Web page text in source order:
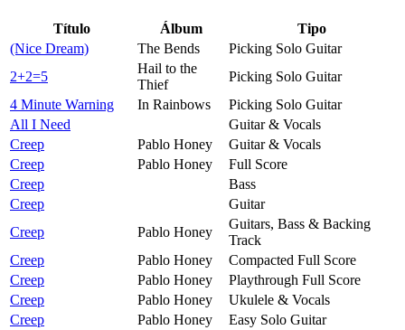
Título Álbum
Tipo
(Nice Dream)
The Bends
Picking Solo Guitar
2+2=5
Hail to the
Thief
Picking Solo Guitar
4 Minute Warning
In Rainbows
Picking Solo Guitar
All I Need
Guitar & Vocals
Creep
Pablo Honey
Guitar & Vocals
Creep
Pablo Honey
Full Score
Creep
Bass
Creep
Guitar
Creep
Pablo Honey
Guitars, Bass & Backing
Track
Creep
Pablo Honey
Compacted Full Score
Creep
Pablo Honey
Playthrough Full Score
Creep
Pablo Honey
Ukulele & Vocals
Creep
Pablo Honey
Easy Solo Guitar